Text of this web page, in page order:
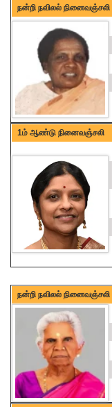
நன்றி நவிலல் நினைவஞ்சலி
1ம் ஆண்டு நினைவஞ்சலி
நன்றி நவிலல் நினைவஞ்சலி